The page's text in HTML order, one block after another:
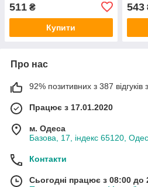
стетоскоп, термометр,
шприц, ножиці, морква,
511 ₴
Купити
543
Про нас
92% позитивних з 387 відгуків
Працює з 17.01.2020
м. Одеса
Базова, 17, індекс 65120,
Контакти
Сьогодні працює з 08:00 до